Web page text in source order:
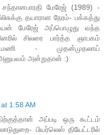
சந்தானபாரதி மேரேஜ் (1989) -
தயாரான நேரம்- பக்கத்து
மேரேஜ் அப்பொழுது வந்த
சிலரை பார்த்த ஞாபகம்
- முதன்முதலாய்
அன்றுதான் :)
1:58 AM
அப்படி ஒரு கூட்டம்
பியர்லெஸ் தியேட்டரில்